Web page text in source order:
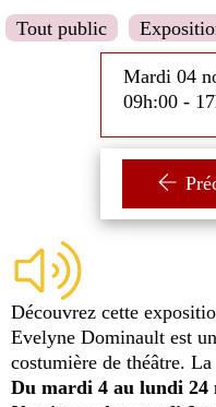
Tout public
Mardi 04
09h:00 -
Découvrez cette
Evelyne Dominault est
costumière de théâtre.
Du mardi 4 au lundi 24